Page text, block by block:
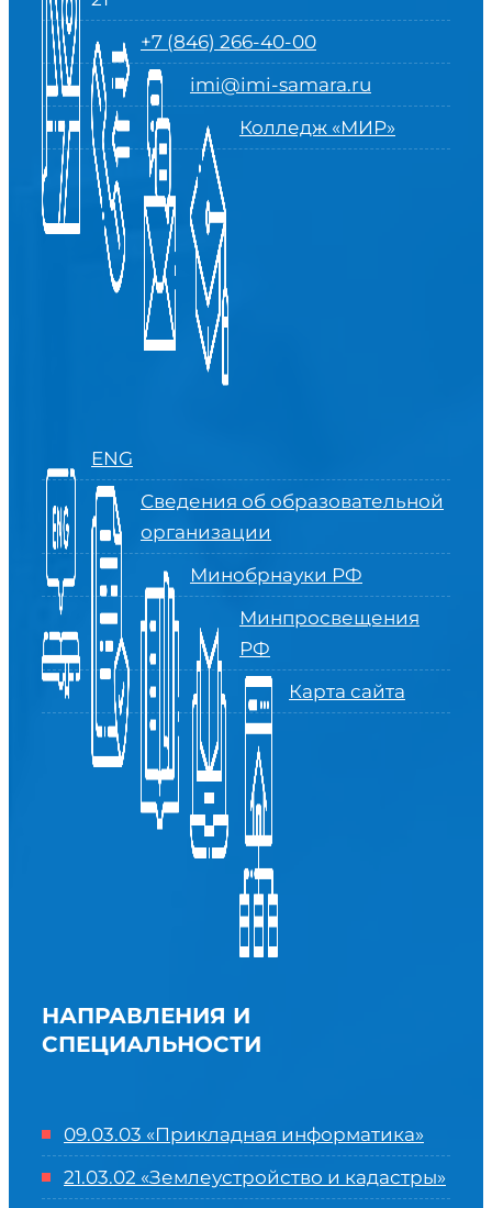
+7 (846) 266-40-00
imi@imi-samara.ru
Колледж «МИР»
ENG
Сведения об образовательной
организации
Минобрнауки РФ
Минпросвещения
РФ
Карта сайта
НАПРАВЛЕНИЯ И
СПЕЦИАЛЬНОСТИ
09.03.03 «Прикладная информатика»
21.03.02 «Землеустройство и кадастры»